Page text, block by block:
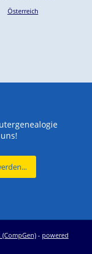
Österreich
- powered